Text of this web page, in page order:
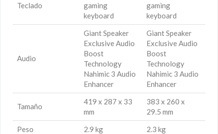
Teclado
gaming
keyboard
gaming
keyboard
Audio
Giant Speaker
Exclusive Audio
Boost
Technology
Nahimic 3 Audio
Enhancer
Giant Speaker
Exclusive Audio
Boost
Technology
Nahimic 3 Audio
Enhancer
Tamaño
419 x 287 x 33
mm
383 x 260 x
29.5 mm
Peso
2.9 kg 2.3 kg